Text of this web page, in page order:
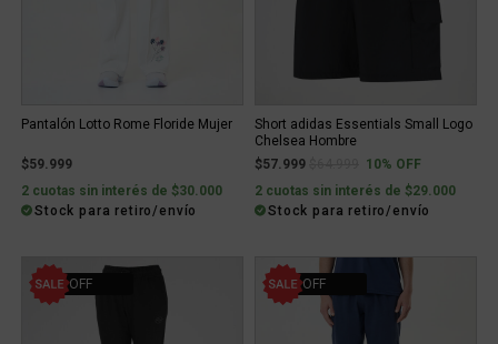
Pantalón Lotto Rome Floride Mujer
$59.999
2 cuotas sin interés de $30.000
Stock para retiro/envío
Short adidas Essentials Small Logo
Chelsea Hombre
$57.999
Price reduced from
to10% OFF
2 cuotas sin interés de $29.000
Stock para retiro/envío
20% OFF 25% OFF